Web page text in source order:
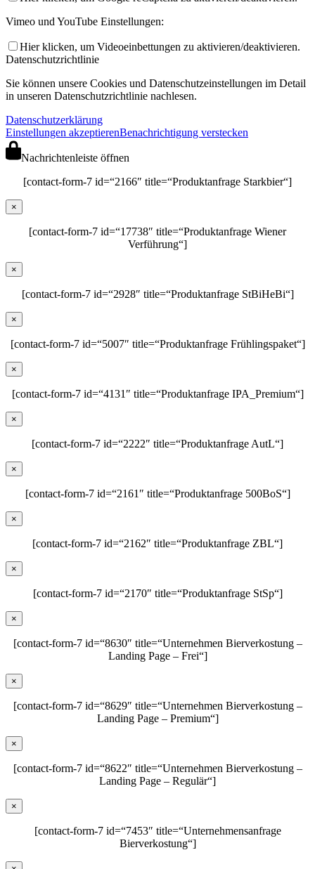
Vimeo und YouTube Einstellungen:
Hier klicken, um Videoeinbettungen zu aktivieren/deaktivieren.
Datenschutzrichtlinie
Sie können unsere Cookies und Datenschutzeinstellungen im Detail
in unseren Datenschutzrichtlinie nachlesen.
Datenschutzerklärung
Einstellungen akzeptierenBenachrichtigung verstecken
Nachrichtenleiste öffnen
[contact-form-7 id=“2166″ title=“Produktanfrage Starkbier“]
×
[contact-form-7 id=“17738″ title=“Produktanfrage Wiener
Verführung“]
×
[contact-form-7 id=“2928″ title=“Produktanfrage StBiHeBi“]
×
[contact-form-7 id=“5007″ title=“Produktanfrage Frühlingspaket“]
×
[contact-form-7 id=“4131″ title=“Produktanfrage IPA_Premium“]
×
[contact-form-7 id=“2222″ title=“Produktanfrage AutL“]
×
[contact-form-7 id=“2161″ title=“Produktanfrage 500BoS“]
×
[contact-form-7 id=“2162″ title=“Produktanfrage ZBL“]
×
[contact-form-7 id=“2170″ title=“Produktanfrage StSp“]
×
[contact-form-7 id=“8630″ title=“Unternehmen Bierverkostung –
Landing Page – Frei“]
×
[contact-form-7 id=“8629″ title=“Unternehmen Bierverkostung –
Landing Page – Premium“]
×
[contact-form-7 id=“8622″ title=“Unternehmen Bierverkostung –
Landing Page – Regulär“]
×
[contact-form-7 id=“7453″ title=“Unternehmensanfrage
Bierverkostung“]